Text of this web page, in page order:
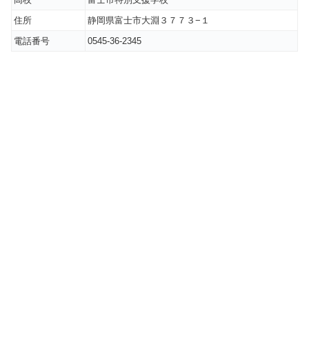
住所
静岡県富士市大淵３７７３−１
電話番号
0545-36-2345